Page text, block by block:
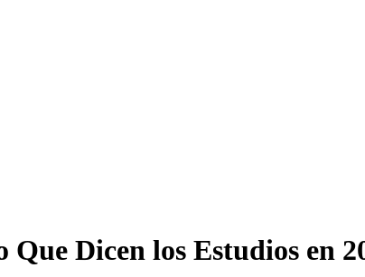
Dicen los Estudios en